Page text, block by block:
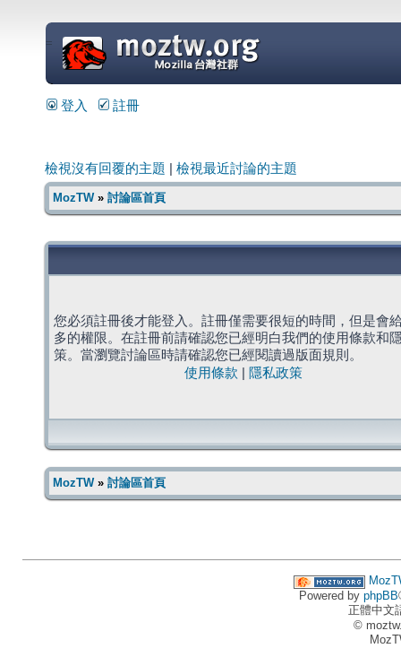
=
登入 註冊
檢視沒有回覆的主題 檢視最近討論的主題
MozTW» 討論區首頁
您必須註冊後才能登入。註冊僅需要很短的時間，但是會
多的權限。在註冊前請確認您已經明白我們的使用條款和
策。當瀏覽討論區時請確認您已經閱讀過版面規則。
使用條款
隱私政策
MozTW» 討論區首頁
Powered by phpBB
正體中文
©